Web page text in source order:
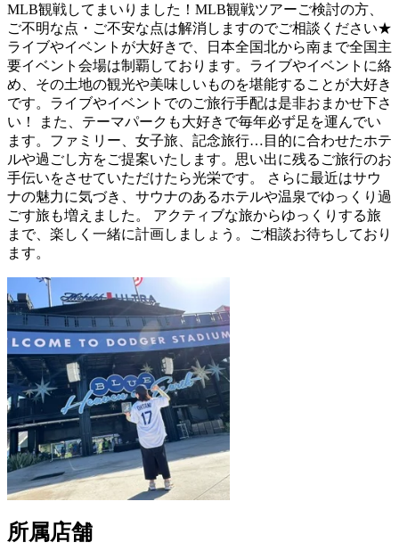
MLB観戦してまいりました！MLB観戦ツアーご検討の方、
ご不明な点・ご不安な点は解消しますのでご相談ください★
ライブやイベントが大好きで、日本全国北から南まで全国主
要イベント会場は制覇しております。ライブやイベントに絡
め、その土地の観光や美味しいものを堪能することが大好き
です。ライブやイベントでのご旅行手配は是非おまかせ下さ
い！ また、テーマパークも大好きで毎年必ず足を運んでい
ます。ファミリー、女子旅、記念旅行…目的に合わせたホテ
ルや過ごし方をご提案いたします。思い出に残るご旅行のお
手伝いをさせていただけたら光栄です。 さらに最近はサウ
ナの魅力に気づき、サウナのあるホテルや温泉でゆっくり過
ごす旅も増えました。 アクティブな旅からゆっくりする旅
まで、楽しく一緒に計画しましょう。ご相談お待ちしており
ます。
所属店舗